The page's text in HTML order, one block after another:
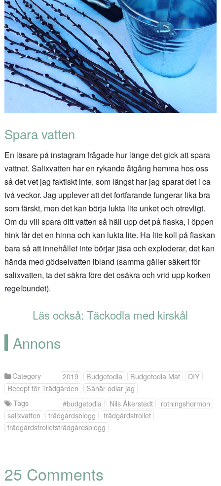
Spara vatten
En läsare på instagram frågade hur länge det gick att spara
vattnet. Salixvatten har en rykande åtgång hemma hos oss
så det vet jag faktiskt inte, som längst har jag sparat det i ca
två veckor. Jag upplever att det fortfarande fungerar lika bra
som färskt, men det kan börja lukta lite unket och otrevligt.
Om du vill spara ditt vatten så häll upp det på flaska, i öppen
hink får det en hinna och kan lukta lite. Ha lite koll på flaskan
bara så att innehållet inte börjar jäsa och exploderar, det kan
hända med gödselvatten ibland (samma gäller säkert för
salixvatten, ta det säkra före det osäkra och vrid upp korken
regelbundet).
Läs också:Täckodla med kirskål
Annons
Category 2019 Budgetodla Budgetodla Mat
DIY
Recept för Trädgården
Såhär odlar jag
Tags
#budgetodla Nils Åkerstedt
rotningshormon
salixvatten
trädgårdsblogg
trädgårdstrollet
trädgårdstrolletsträdgårdsblogg
25 Comments